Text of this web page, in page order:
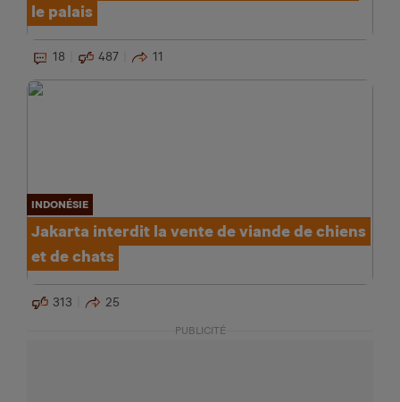
le palais
18 487 11
INDONÉSIE
Jakarta interdit la vente de viande de chiens
et de chats
313 25
PUBLICITÉ